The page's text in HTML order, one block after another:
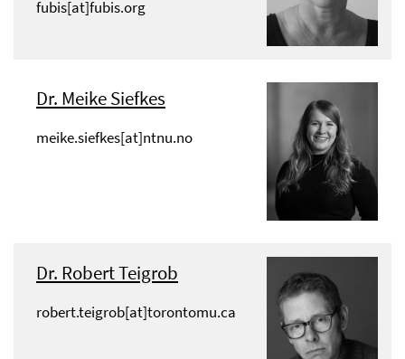
fubis[at]fubis.org
Dr. Meike Siefkes
meike.siefkes[at]ntnu.no
Dr. Robert Teigrob
robert.teigrob[at]torontomu.ca